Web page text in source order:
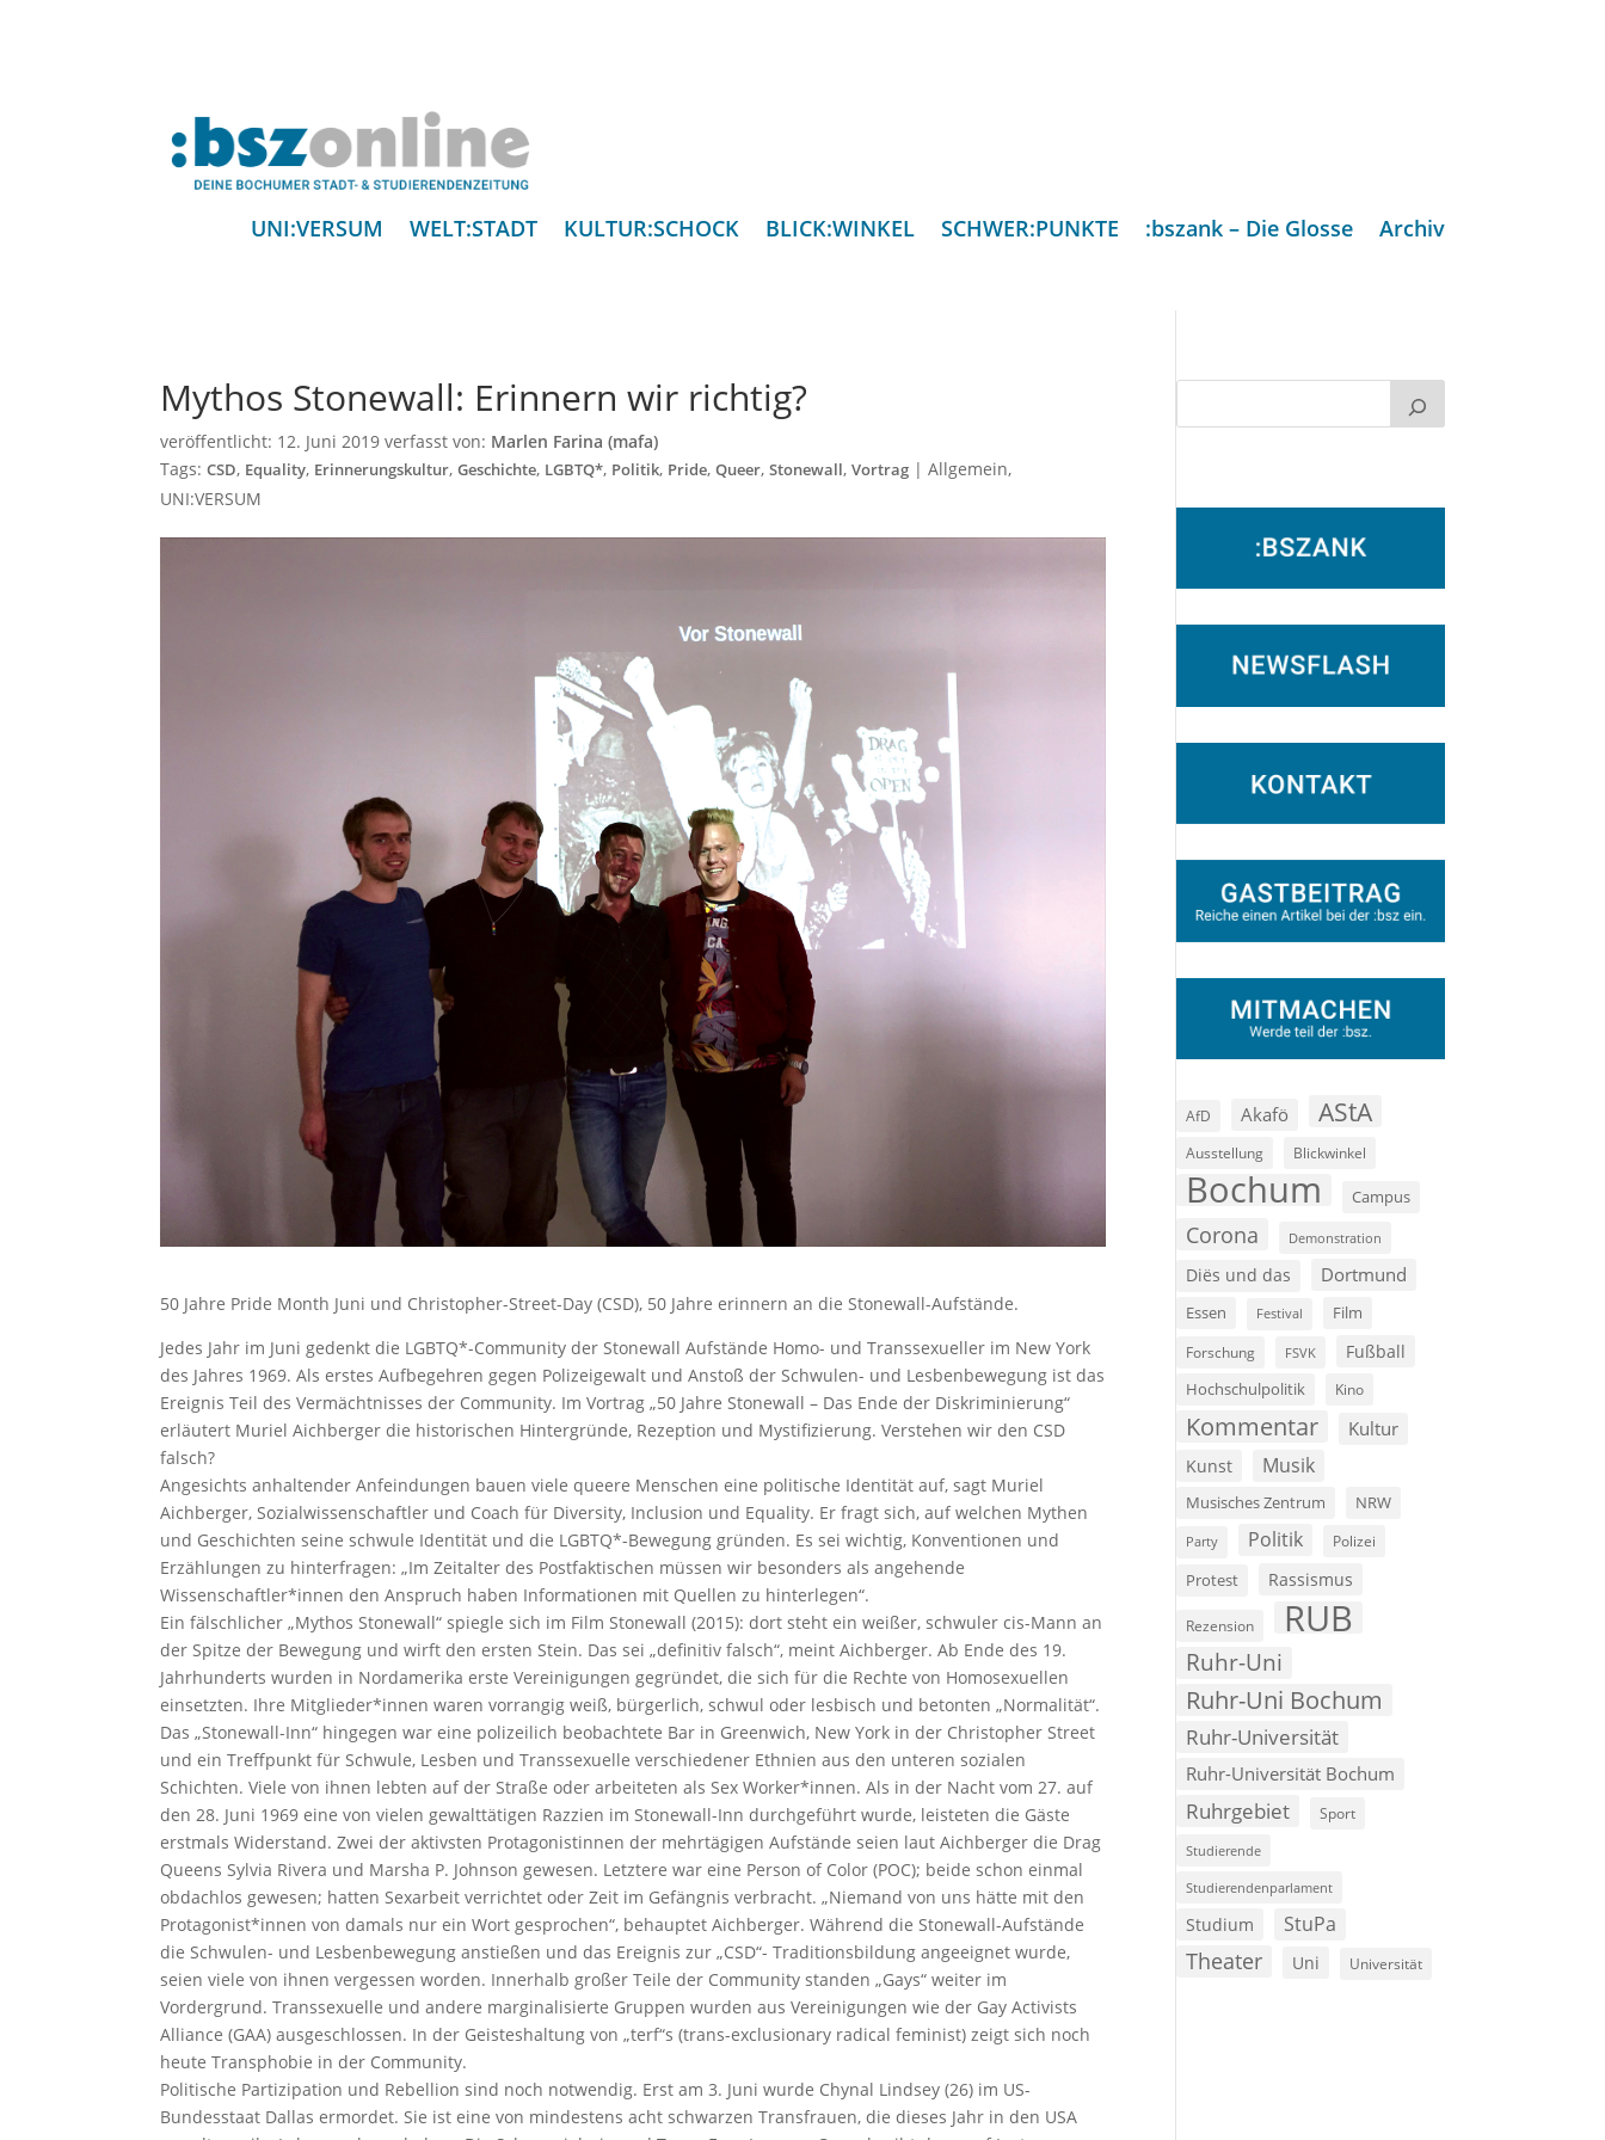
UNI:VERSUM WELT:STADT KULTUR:SCHOCK BLICK:WINKEL SCHWER:PUNKTE :bszank – Die Glosse Archiv
Mythos Stonewall: Erinnern wir richtig?
veröffentlicht: 12. Juni 2019 verfasst von: Marlen Farina (mafa)
Tags:CSD, Equality, Erinnerungskultur,Geschichte, LGBTQ*, Politik, Pride,Queer,Stonewall,Vortrag |Allgemein,
UNI:VERSUM
50 Jahre Pride Month Juni und Christopher-Street-Day (CSD), 50 Jahre erinnern an die Stonewall-Aufstände.
Jedes Jahr im Juni gedenkt die LGBTQ*-Community der Stonewall Aufstände Homo- und Transsexueller im New York
des Jahres 1969. Als erstes Aufbegehren gegen Polizeigewalt und Anstoß der Schwulen- und Lesbenbewegung ist das
Ereignis Teil des Vermächtnisses der Community. Im Vortrag „50 Jahre Stonewall – Das Ende der Diskriminierung“
erläutert Muriel Aichberger die historischen Hintergründe, Rezeption und Mystifizierung. Verstehen wir den CSD
falsch?
Angesichts anhaltender Anfeindungen bauen viele queere Menschen eine politische Identität auf, sagt Muriel
Aichberger, Sozialwissenschaftler und Coach für Diversity, Inclusion und Equality. Er fragt sich, auf welchen Mythen
und Geschichten seine schwule Identität und die LGBTQ*-Bewegung gründen. Es sei wichtig, Konventionen und
Erzählungen zu hinterfragen: „Im Zeitalter des Postfaktischen müssen wir besonders als angehende
Wissenschaftler*innen den Anspruch haben Informationen mit Quellen zu hinterlegen“.
Ein fälschlicher „Mythos Stonewall“ spiegle sich im Film Stonewall (2015): dort steht ein weißer, schwuler cis-Mann an
der Spitze der Bewegung und wirft den ersten Stein. Das sei „definitiv falsch“, meint Aichberger. Ab Ende des 19.
Jahrhunderts wurden in Nordamerika erste Vereinigungen gegründet, die sich für die Rechte von Homosexuellen
einsetzten. Ihre Mitglieder*innen waren vorrangig weiß, bürgerlich, schwul oder lesbisch und betonten „Normalität“.
Das „Stonewall-Inn“ hingegen war eine polizeilich beobachtete Bar in Greenwich, New York in der Christopher Street
und ein Treffpunkt für Schwule, Lesben und Transsexuelle verschiedener Ethnien aus den unteren sozialen
Schichten. Viele von ihnen lebten auf der Straße oder arbeiteten als Sex Worker*innen. Als in der Nacht vom 27. auf
den 28. Juni 1969 eine von vielen gewalttätigen Razzien im Stonewall-Inn durchgeführt wurde, leisteten die Gäste
erstmals Widerstand. Zwei der aktivsten Protagonistinnen der mehrtägigen Aufstände seien laut Aichberger die Drag
Queens Sylvia Rivera und Marsha P. Johnson gewesen. Letztere war eine Person of Color (POC); beide schon einmal
obdachlos gewesen; hatten Sexarbeit verrichtet oder Zeit im Gefängnis verbracht. „Niemand von uns hätte mit den
Protagonist*innen von damals nur ein Wort gesprochen“, behauptet Aichberger. Während die Stonewall-Aufstände
die Schwulen- und Lesbenbewegung anstießen und das Ereignis zur „CSD“- Traditionsbildung angeeignet wurde,
seien viele von ihnen vergessen worden. Innerhalb großer Teile der Community standen „Gays“ weiter im
Vordergrund. Transsexuelle und andere marginalisierte Gruppen wurden aus Vereinigungen wie der Gay Activists
Alliance (GAA) ausgeschlossen. In der Geisteshaltung von „terf“s (trans-exclusionary radical feminist) zeigt sich noch
heute Transphobie in der Community.
Politische Partizipation und Rebellion sind noch notwendig. Erst am 3. Juni wurde Chynal Lindsey (26) im US-
Bundesstaat Dallas ermordet. Sie ist eine von mindestens acht schwarzen Transfrauen, die dieses Jahr in den USA
AfD Akafö AStA
Ausstellung Blickwinkel
Bochum Campus
Corona Demonstration
Diës und das Dortmund
Essen Festival Film
Forschung FSVK Fußball
Hochschulpolitik Kino
Kommentar Kultur
Kunst Musik
Musisches Zentrum NRW
Party Politik Polizei
Protest Rassismus
Rezension RUB
Ruhr-Uni
Ruhr-Uni Bochum
Ruhr-Universität
Ruhr-Universität Bochum
Ruhrgebiet Sport
Studierende
Studierendenparlament
Studium StuPa
Theater Uni Universität